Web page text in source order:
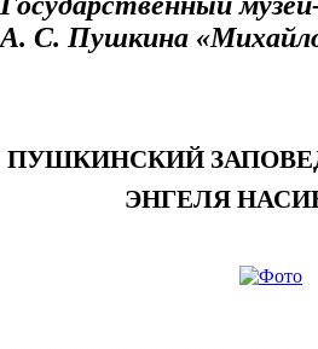
А. С. Пушкина
ПУШКИНСКИЙ
ЭНГЕЛЯ